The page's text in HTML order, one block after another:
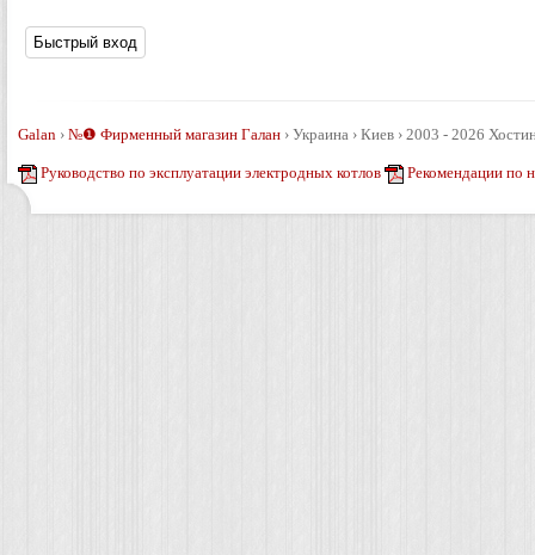
Galan › №❶ Фирменный магазин Галан › Украина › Киев › 2003 - 2026
Руководство по эксплуатации электродных котлов Рекомендации по